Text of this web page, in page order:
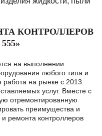
КОНТРОЛЛЕРОВ
на выполнении
любого типа и
работа на рынке с 2013
услуг. Вместе с
отремонтированную
преимущества и
ремонта контроллеров